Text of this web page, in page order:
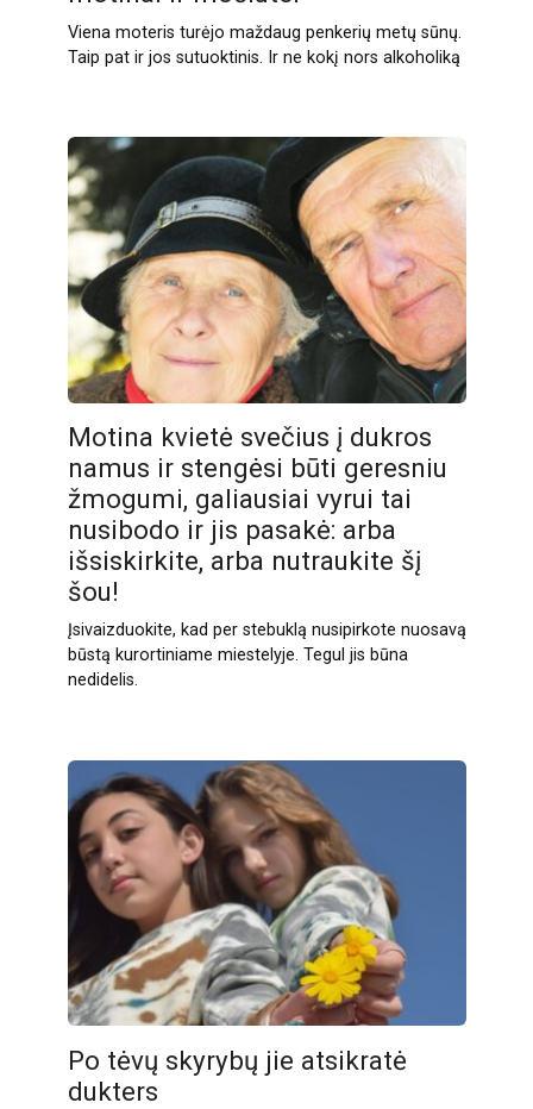
Viena moteris turėjo maždaug penkerių metų sūnų.
Taip pat ir jos sutuoktinis. Ir ne kokį nors alkoholiką
Motina kvietė svečius į dukros
namus ir stengėsi būti geresniu
žmogumi, galiausiai vyrui tai
nusibodo ir jis pasakė: arba
išsiskirkite, arba nutraukite šį
šou!
Įsivaizduokite, kad per stebuklą nusipirkote nuosavą
būstą kurortiniame miestelyje. Tegul jis būna
nedidelis.
Po tėvų skyrybų jie atsikratė
dukters